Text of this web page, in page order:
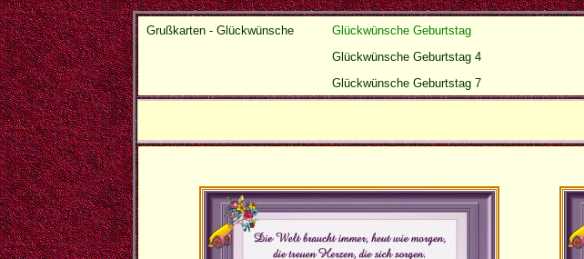
Grußkarten - Glückwünsche Glückwünsche Geburtstag
Glückwünsche Geburtstag 4
Glückwünsche Geburtstag 7